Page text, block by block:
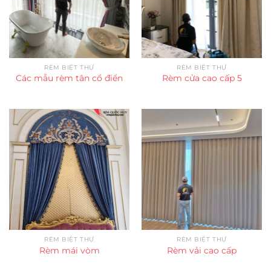
RÈM BIỆT THỰ
Các mẫu rèm tân cổ điển
RÈM BIỆT THỰ
Rèm cửa cao cấp 5
RÈM BIỆT THỰ
Rèm mái vòm
RÈM BIỆT THỰ
Rèm vải cao cấp